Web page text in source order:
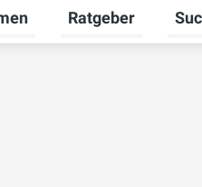
umschalten
Karriere umschalten
Untermenü für
Ratgeber